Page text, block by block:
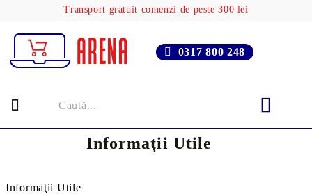
Transport gratuit comenzi de peste 300 lei
0317 800 248
Informaţii Utile
Informaţii Utile